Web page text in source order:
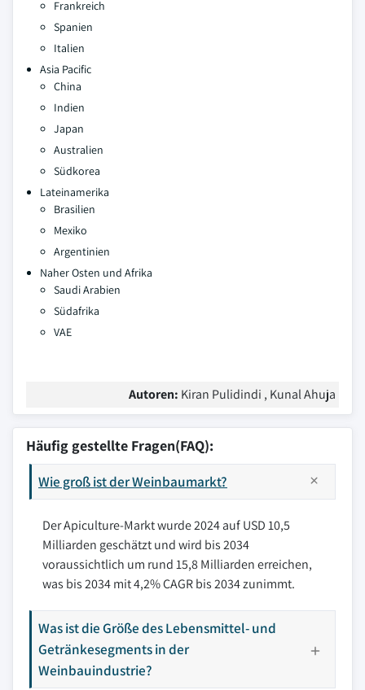
Frankreich
Spanien
Italien
Asia Pacific
China
Indien
Japan
Australien
Südkorea
Lateinamerika
Brasilien
Mexiko
Argentinien
Naher Osten und Afrika
Saudi Arabien
Südafrika
VAE
Autoren: Kiran Pulidindi , Kunal Ahuja
Häufig gestellte Fragen(FAQ):
Wie groß ist der Weinbaumarkt?
Der Apiculture-Markt wurde 2024 auf USD 10,5
Milliarden geschätzt und wird bis 2034
voraussichtlich um rund 15,8 Milliarden erreichen,
was bis 2034 mit 4,2% CAGR bis 2034 zunimmt.
Was ist die Größe des Lebensmittel- und
Getränkesegments in der
Weinbauindustrie?